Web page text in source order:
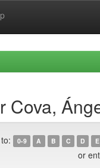
Cova,
0-9 A B C D E
or